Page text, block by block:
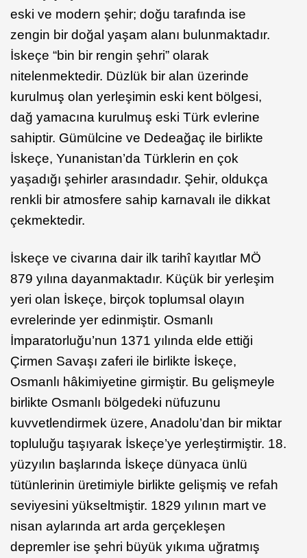
eski ve modern şehir; doğu tarafında ise
zengin bir doğal yaşam alanı bulunmaktadır.
İskeçe “bin bir rengin şehri” olarak
nitelenmektedir. Düzlük bir alan üzerinde
kurulmuş olan yerleşimin eski kent bölgesi,
dağ yamacına kurulmuş eski Türk evlerine
sahiptir. Gümülcine ve Dedeağaç ile birlikte
İskeçe, Yunanistan’da Türklerin en çok
yaşadığı şehirler arasındadır. Şehir, oldukça
renkli bir atmosfere sahip karnavalı ile dikkat
çekmektedir.
İskeçe ve civarına dair ilk tarihî kayıtlar MÖ
879 yılına dayanmaktadır. Küçük bir yerleşim
yeri olan İskeçe, birçok toplumsal olayın
evrelerinde yer edinmiştir. Osmanlı
İmparatorluğu’nun 1371 yılında elde ettiği
Çirmen Savaşı zaferi ile birlikte İskeçe,
Osmanlı hâkimiyetine girmiştir. Bu gelişmeyle
birlikte Osmanlı bölgedeki nüfuzunu
kuvvetlendirmek üzere, Anadolu’dan bir miktar
topluluğu taşıyarak İskeçe’ye yerleştirmiştir. 18.
yüzyılın başlarında İskeçe dünyaca ünlü
tütünlerinin üretimiyle birlikte gelişmiş ve refah
seviyesini yükseltmiştir. 1829 yılının mart ve
nisan aylarında art arda gerçekleşen
depremler ise şehri büyük yıkıma uğratmış